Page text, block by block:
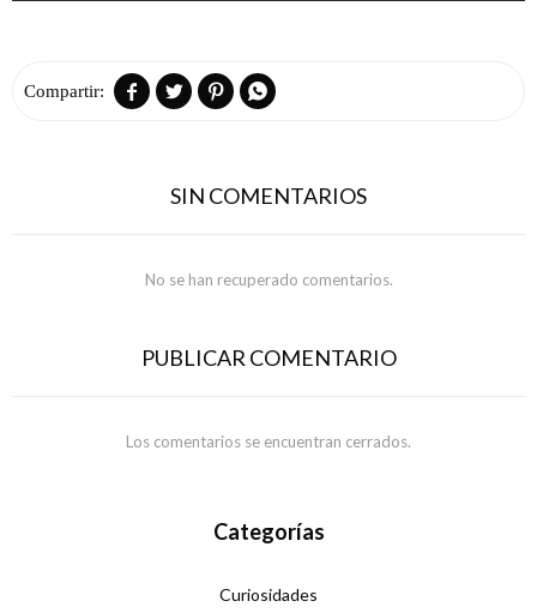
   
SIN COMENTARIOS
No se han recuperado comentarios.
PUBLICAR COMENTARIO
Los comentarios se encuentran cerrados.
Categorías
Curiosidades